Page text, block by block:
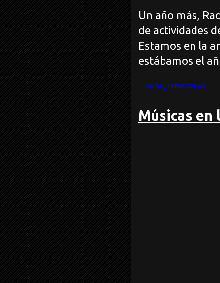
Un año más,
de actividades
Estamos en la
estábamos el
No hay comentarios:
Músicas en